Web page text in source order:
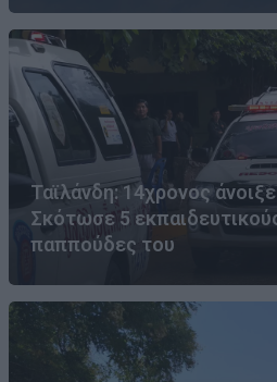
Ταϊλάνδη: 14χρονος
Σκότωσε 5
παππούδες του